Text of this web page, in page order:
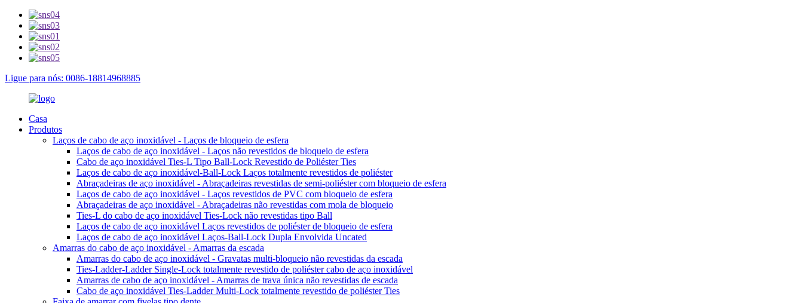
Ligue para nós: 0086-18814968885
Casa
Produtos
Laços de cabo de aço inoxidável - Laços de bloqueio de esfera
Laços de cabo de aço inoxidável - Laços não revestidos de bloqueio de esfera
Cabo de aço inoxidável Ties-L Tipo Ball-Lock Revestido de Poliéster Ties
Laços de cabo de aço inoxidável-Ball-Lock Laços totalmente revestidos de poliéster
Abraçadeiras de aço inoxidável - Abraçadeiras revestidas de semi-poliéster com bloqueio de esfera
Laços de cabo de aço inoxidável - Laços revestidos de PVC com bloqueio de esfera
Abraçadeiras de aço inoxidável - Abraçadeiras não revestidas com mola de bloqueio
Ties-L do cabo de aço inoxidável Ties-Lock não revestidas tipo Ball
Laços de cabo de aço inoxidável Laços revestidos de poliéster de bloqueio de esfera
Laços de cabo de aço inoxidável Laços-Ball-Lock Dupla Envolvida Uncated
Amarras do cabo de aço inoxidável - Amarras da escada
Amarras do cabo de aço inoxidável - Gravatas multi-bloqueio não revestidas da escada
Ties-Ladder-Ladder Single-Lock totalmente revestido de poliéster cabo de aço inoxidável
Amarras de cabo de aço inoxidável - Amarras de trava única não revestidas de escada
Cabo de aço inoxidável Ties-Ladder Multi-Lock totalmente revestido de poliéster Ties